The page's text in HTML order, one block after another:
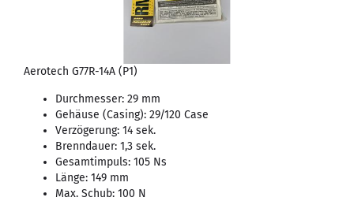
Aerotech G77R-14A (P1)
Durchmesser: 29 mm
Gehäuse (Casing): 29/120 Case
Verzögerung: 14 sek.
Brenndauer: 1,3 sek.
Gesamtimpuls: 105 Ns
Länge: 149 mm
Max. Schub: 100 N